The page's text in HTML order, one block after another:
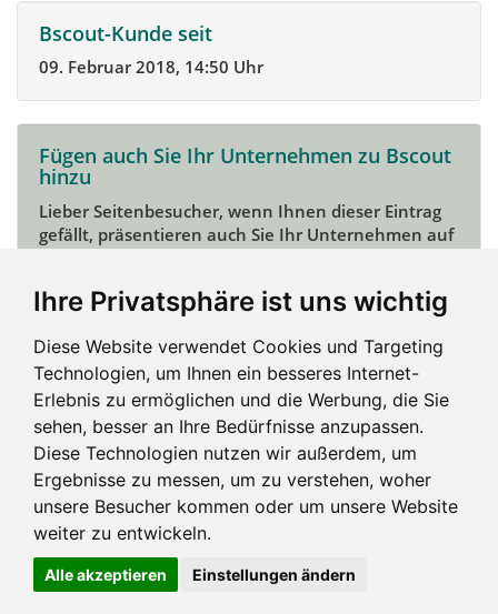
Ihre Privatsphäre ist uns wichtig
Diese Website verwendet Cookies und Targeting
Technologien, um Ihnen ein besseres Internet-
Erlebnis zu ermöglichen und die Werbung, die Sie
sehen, besser an Ihre Bedürfnisse anzupassen.
Diese Technologien nutzen wir außerdem, um
Ergebnisse zu messen, um zu verstehen, woher
unsere Besucher kommen oder um unsere Website
weiter zu entwickeln.
Alle akzeptieren Einstellungen ändern
Bscout-Kunde seit
09. Februar 2018, 14:50 Uhr
Fügen auch Sie Ihr Unternehmen zu Bscout
hinzu
Lieber Seitenbesucher, wenn Ihnen dieser Eintrag
gefällt, präsentieren auch Sie Ihr Unternehmen auf
Mein Unternehmen hinzufügen
Impressum und mehr